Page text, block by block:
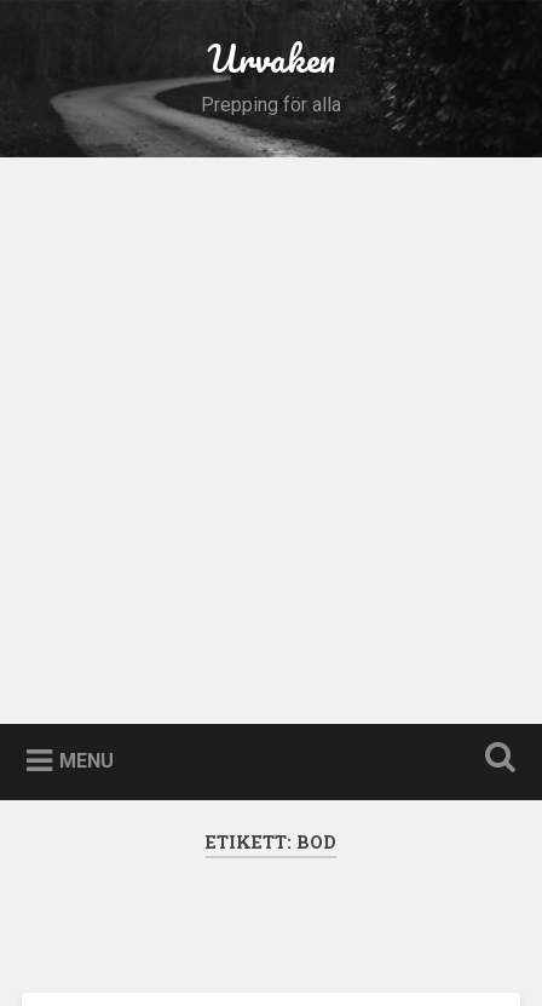
Urvaken
Prepping för alla
MENU
ETIKETT: BOD